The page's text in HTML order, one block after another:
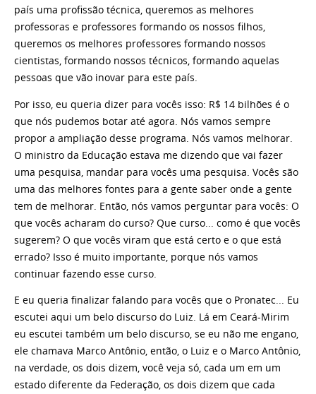
país uma profissão técnica, queremos as melhores
professoras e professores formando os nossos filhos,
queremos os melhores professores formando nossos
cientistas, formando nossos técnicos, formando aquelas
pessoas que vão inovar para este país.
Por isso, eu queria dizer para vocês isso: R$ 14 bilhões é o
que nós pudemos botar até agora. Nós vamos sempre
propor a ampliação desse programa. Nós vamos melhorar.
O ministro da Educação estava me dizendo que vai fazer
uma pesquisa, mandar para vocês uma pesquisa. Vocês são
uma das melhores fontes para a gente saber onde a gente
tem de melhorar. Então, nós vamos perguntar para vocês: O
que vocês acharam do curso? Que curso... como é que vocês
sugerem? O que vocês viram que está certo e o que está
errado? Isso é muito importante, porque nós vamos
continuar fazendo esse curso.
E eu queria finalizar falando para vocês que o Pronatec... Eu
escutei aqui um belo discurso do Luiz. Lá em Ceará-Mirim
eu escutei também um belo discurso, se eu não me engano,
ele chamava Marco Antônio, então, o Luiz e o Marco Antônio,
na verdade, os dois dizem, você veja só, cada um em um
estado diferente da Federação, os dois dizem que cada